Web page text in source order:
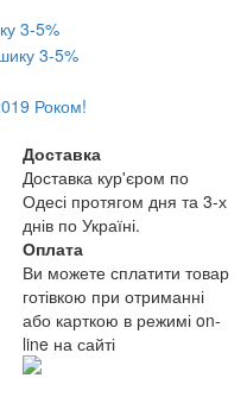
3-5%
Доставка
Доставка кур'єром по
Одесі протягом дня та 3-х
днів по Україні.
Оплата
Ви можете сплатити товар
готівкою при отриманні
або карткою в режимі on-
line на сайті